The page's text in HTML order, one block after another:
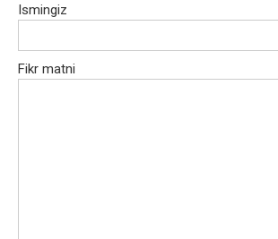
Ismingiz
Fikr matni